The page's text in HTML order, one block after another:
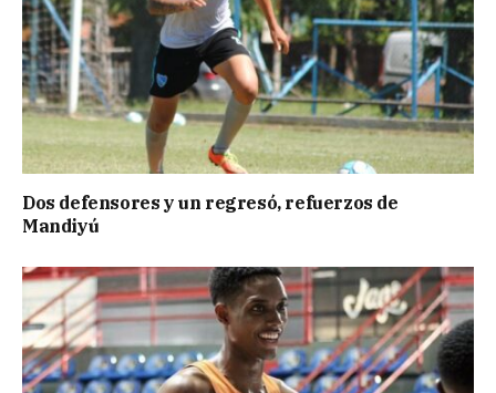
Dos defensores y un regresó, refuerzos de
Mandiyú